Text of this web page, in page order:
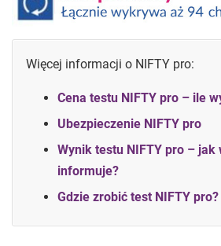
Więcej informacji o NIFTY pro:
Cena testu NIFTY pro – ile
Ubezpieczenie NIFTY pro
Wynik testu NIFTY pro – jak
informuje?
Gdzie zrobić test NIFTY pro?